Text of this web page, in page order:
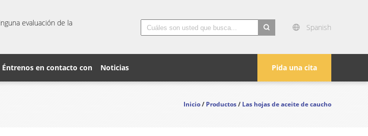
evaluación de la
Spanish
Pida una cita
Éntrenos en contacto con Noticias
Inicio/Productos/Las hojas de aceite de caucho